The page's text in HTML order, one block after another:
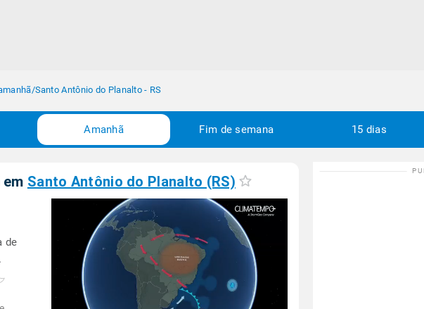
/Santo Antônio do Planalto - RS
Amanhã Fim de semana 15 dias
em Santo Antônio do Planalto (RS)
de